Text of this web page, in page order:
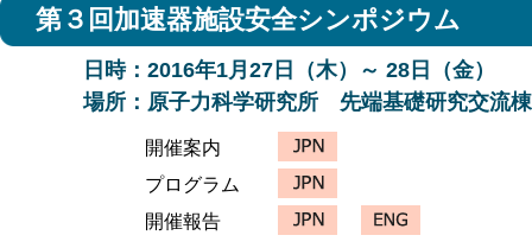
第３回加速器施設安全シンポジウム
日時：2016年1月27日（木）～ 28日（金）
場所：原子力科学研究所 先端基礎研究交流棟
開催案内
プログラム
開催報告